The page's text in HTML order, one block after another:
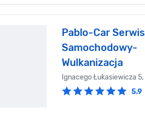
Pablo-Car Serwis
Samochodowy-
Wulkanizacja
Ignacego Łukasiewicza 5,
5.9